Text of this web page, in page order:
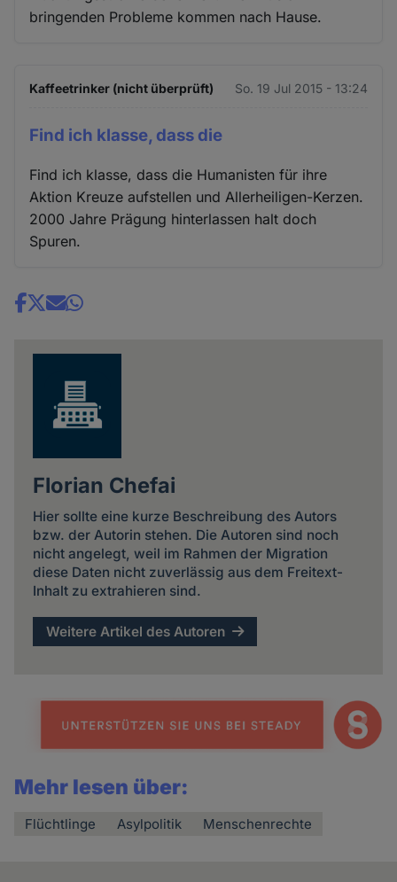
bringenden Probleme kommen nach Hause.
Kaffeetrinker (nicht überprüft) So. 19 Jul 2015 - 13:24
Find ich klasse, dass die
Find ich klasse, dass die Humanisten für ihre
Aktion Kreuze aufstellen und Allerheiligen-Kerzen.
2000 Jahre Prägung hinterlassen halt doch
Spuren.
Share
Florian Chefai
Hier sollte eine kurze Beschreibung des Autors
bzw. der Autorin stehen. Die Autoren sind noch
nicht angelegt, weil im Rahmen der Migration
diese Daten nicht zuverlässig aus dem Freitext-
Inhalt zu extrahieren sind.
Weitere Artikel des Autoren
Mehr lesen über:
Flüchtlinge Asylpolitik Menschenrechte